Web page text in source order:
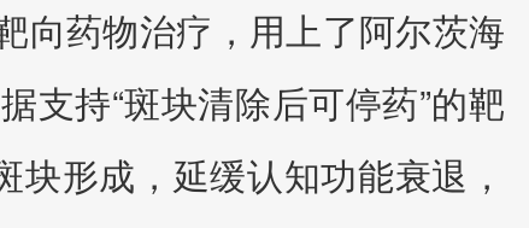
向药物治疗，用上了阿尔茨海
持“斑块清除后可停药”的靶
形成，延缓认知功能衰退，